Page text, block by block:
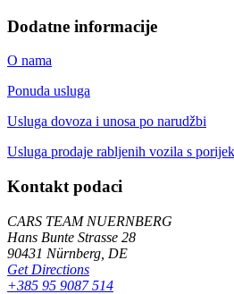
Dodatne informacije
O nama
Ponuda usluga
Usluga dovoza i unosa po narudžbi
Usluga prodaje rabljenih vozila s
Kontakt podaci
CARS TEAM NUERNBERG
Hans Bunte Strasse 28
90431 Nürnberg, DE
Get Directions
+385 95 9087 514